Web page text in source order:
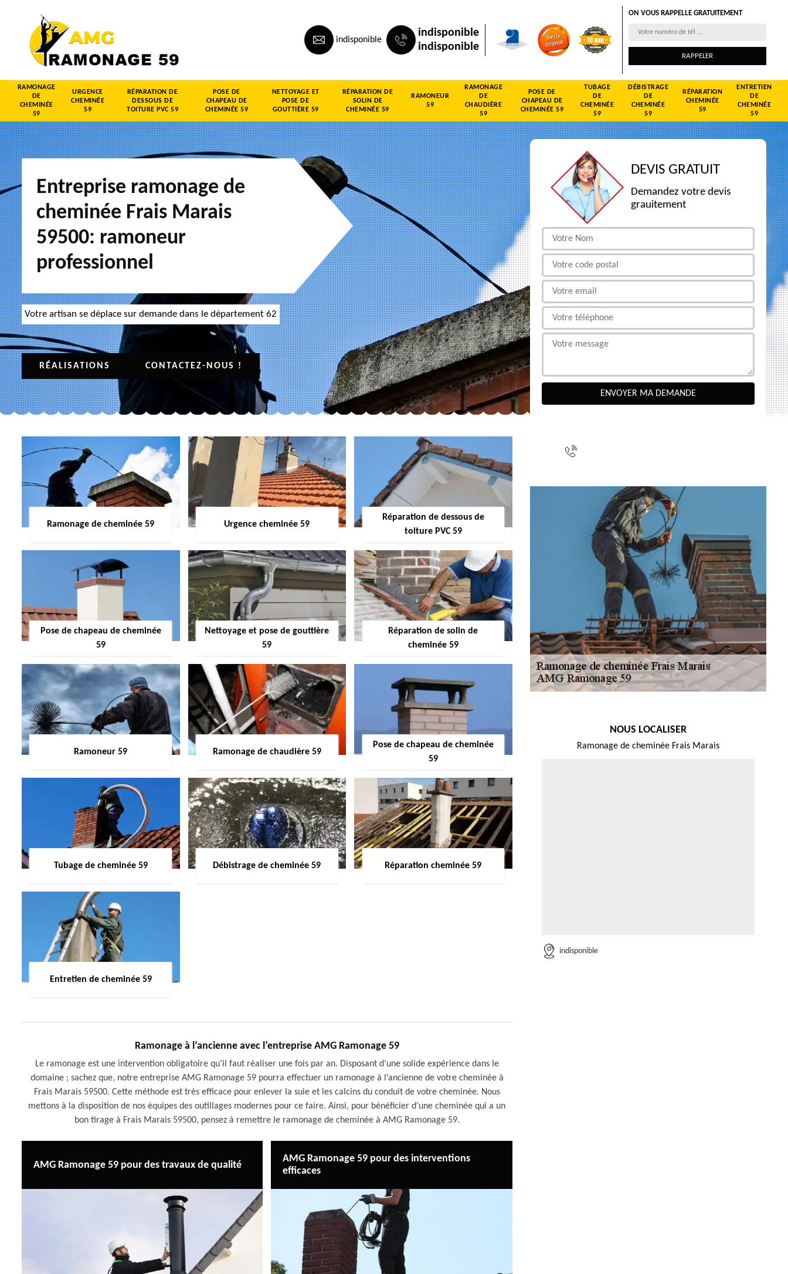
indisponible
indisponible
indisponible
ON VOUS RAPPELLE GRATUITEMENT
RAMONAGE
DE
CHEMINÉE
59
URGENCE
CHEMINÉE
59
RÉPARATION DE
DESSOUS DE
TOITURE PVC 59
POSE DE
CHAPEAU DE
CHEMINÉE 59
NETTOYAGE ET
POSE DE
GOUTTIÈRE 59
RÉPARATION DE
SOLIN DE
CHEMINÉE 59
RAMONEUR
59
RAMONAGE
DE
CHAUDIÈRE
59
POSE DE
CHAPEAU DE
CHEMINÉE 59
TUBAGE
DE
CHEMINÉE
59
DÉBISTRAGE
DE
CHEMINÉE
59
RÉPARATION
CHEMINÉE
59
ENTRETIEN
DE
CHEMINÉE
59
Entreprise ramonage de
cheminée Frais Marais
59500: ramoneur
professionnel
Votre artisan se déplace sur demande dans le département 62
RÉALISATIONS CONTACTEZ-NOUS !
Ramonage de cheminée 59 Urgence cheminée 59
Réparation de dessous de
toiture PVC 59
Pose de chapeau de cheminée
59
Nettoyage et pose de gouttière
59
Réparation de solin de
cheminée 59
Ramoneur 59 Ramonage de chaudière 59
Pose de chapeau de cheminée
59
Tubage de cheminée 59 Débistrage de cheminée 59 Réparation cheminée 59
Entretien de cheminée 59
Ramonage à l’ancienne avec l’entreprise AMG Ramonage 59
Le ramonage est une intervention obligatoire qu’il faut réaliser une fois par an. Disposant d’une solide expérience dans le
domaine ; sachez que, notre entreprise AMG Ramonage 59 pourra effectuer un ramonage à l’ancienne de votre cheminée à
Frais Marais 59500. Cette méthode est très efficace pour enlever la suie et les calcins du conduit de votre cheminée. Nous
mettons à la disposition de nos équipes des outillages modernes pour ce faire. Ainsi, pour bénéficier d’une cheminée qui a un
bon tirage à Frais Marais 59500, pensez à remettre le ramonage de cheminée à AMG Ramonage 59.
AMG Ramonage 59 pour des travaux de qualité
AMG Ramonage 59 pour des interventions
efficaces
DEVIS GRATUIT
Demandez votre devis
grauitement
NOUS LOCALISER
Ramonage de cheminée Frais Marais
indisponible